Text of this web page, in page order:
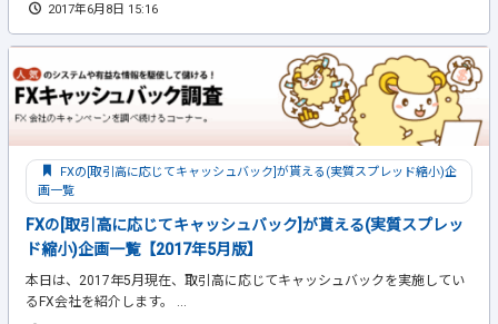
2017年6月8日 15:16
FXの[取引高に応じてキャッシュバック]が貰える(実質スプレッド縮小)企
画一覧
FXの[取引高に応じてキャッシュバック]が貰える(実質スプレッ
ド縮小)企画一覧【2017年5月版】
本日は、2017年5月現在、取引高に応じてキャッシュバックを実施してい
るFX会社を紹介します。 ...